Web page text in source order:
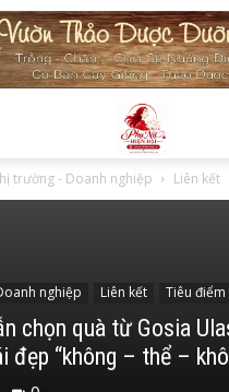
trường - Doanh nghiệp Liên kết
nghiệp Liên kết Tiêu điểm
chọn quà từ Gosia
đẹp “không – thể –